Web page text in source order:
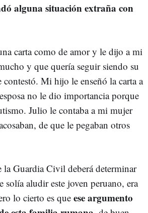
alguna situación extraña con
carta como de amor y le dijo a mi
y que quería seguir siendo su
Mi hijo le enseñó la carta a
no le dio importancia porque
Julio le contaba a mi mujer
de que le pegaban otros
la Guardia Civil deberá determinar
aludir este joven peruano, era
lo cierto es que ese argumento